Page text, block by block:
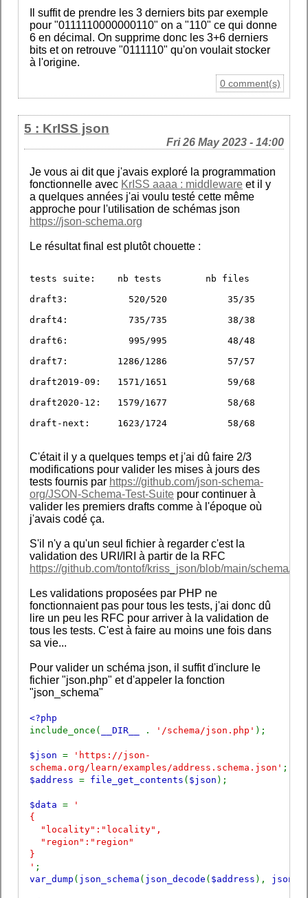
Il suffit de prendre les 3 derniers bits par exemple
pour "0111110000000110" on a "110" ce qui donne
6 en décimal. On supprime donc les 3+6 derniers
bits et on retrouve "0111110" qu'on voulait stocker
à l'origine.
0 comment(s)
5 : KrISS json
Fri 26 May 2023 - 14:00
Je vous ai dit que j'avais exploré la programmation
fonctionnelle avec KrISS aaaa : middleware et il y
a quelques années j'ai voulu testé cette même
approche pour l'utilisation de schémas json
https://json-schema.org
Le résultat final est plutôt chouette :
tests suite:	nb tests	nb files
draft3: 	  520/520	    35/35
draft4: 	  735/735	    38/38
draft6: 	  995/995	    48/48
draft7: 	1286/1286	    57/57
draft2019-09: 	1571/1651	    59/68
draft2020-12: 	1579/1677	    58/68
draft-next: 	1623/1724	    58/68
C'était il y a quelques temps et j'ai dû faire 2/3
modifications pour valider les mises à jours des
tests fournis par https://github.com/json-schema-
org/JSON-Schema-Test-Suite pour continuer à
valider les premiers drafts comme à l'époque où
j'avais codé ça.
S'il n'y a qu'un seul fichier à regarder c'est la
validation des URI/IRI à partir de la RFC
https://github.com/tontof/kriss_json/blob/main/schema/
Les validations proposées par PHP ne
fonctionnaient pas pour tous les tests, j'ai donc dû
lire un peu les RFC pour arriver à la validation de
tous les tests. C'est à faire au moins une fois dans
sa vie...
Pour valider un schéma json, il suffit d'inclure le
fichier "json.php" et d'appeler la fonction
"json_schema"
<?php
include_once(
__DIR__ . '/schema/json.php' );
$json =
'https://json-
schema.org/learn/examples/address.schema.json' ;
$address = file_get_contents ( $json );
$data =
'
{
"locality":"locality",
"region":"region"
}
' ;
var_dump ( json_schema ( json_decode ( $address ),